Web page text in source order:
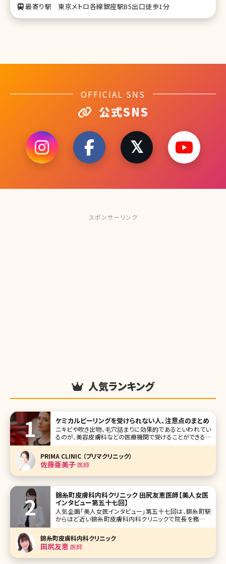
最寄り駅
東京メトロ各線銀座駅B5出口徒歩1分
OFFICIAL SNS
公式SNS
スポンサーリンク
人気ランキング
ケミカルピーリングを受けられない人、注意点のまとめ
ニキビや吹き出物、毛穴詰まりに効果的であるといわれてい
るのが、美容皮膚科などの医療機関で受けることができるケ
ミカルピーリングです。ケミカルピーリングは表皮に溜まって
いる古い角質を薬品の力を借りて軟らかくし、無理なく剥が
すという方法であるため、適切に行うことによりお肌のター
ンオーバー周期を正常化さ
PRIMA CLINIC （プリマクリニック）
佐藤亜美子医師
錦糸町皮膚科内科クリニック 田尻友恵医師【美人女医
インタビュー第五十七回】
人気企画「美人女医インタビュー」第五十七回は、錦糸町駅
からほど近い錦糸町皮膚科内科クリニックで院長を務める
田尻友恵（たじりともえ）先生です。 ひとつの領域ではなく診
療の入口を広く設けて、トータルケアで患者さんの悩みに沿
った診療をすることを理想とし開業されたとのこと。 保険診
療の皮膚科、内科、
錦糸町皮膚科内科クリニック
田尻友恵医師